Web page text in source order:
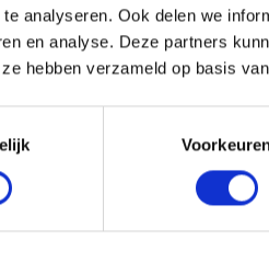
analyseren. Ook delen we
en analyse. Deze partners
hebben verzameld op basis
over de